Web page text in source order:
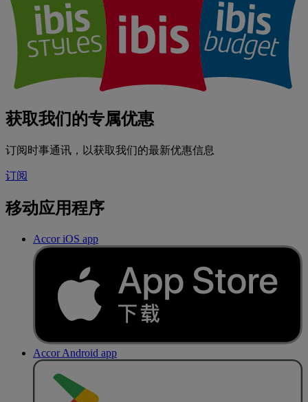
获取我们的专属优惠
订阅时事通讯，以获取我们的最新优惠信息
订阅
移动应用程序
Accor iOS app
Accor Android app